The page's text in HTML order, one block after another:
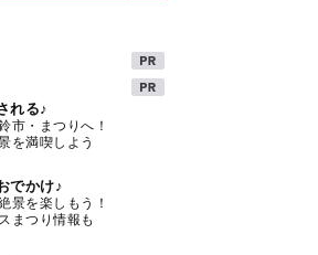
れる♪
市・まつりへ！
を満喫しよう
でかけ♪
景を楽しもう！
まつり情報も